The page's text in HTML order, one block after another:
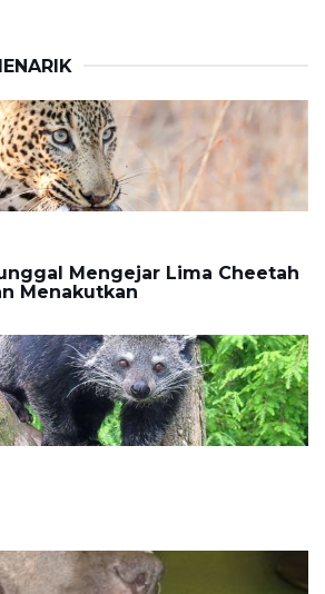
Mengejar Lima Cheetah
Menakutkan